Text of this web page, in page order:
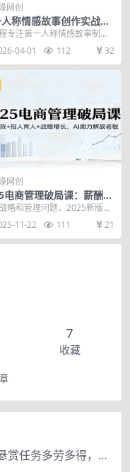
网创
称情感故事创作实战
把手教学制作全过程，
材工具与音效实现高效
专注第一人称情感故事制
程实操教学，覆盖情感故事
作全流程。课程包...
04-01 112 32
网创
电商管理破局课：薪酬绩
人育人+战略增长，AI助
略和管理问题，2025新版本
新总结一共四个点 课程解决
题？ 解...
11-22 111 21
7
收藏
赏帮赚悬赏奖励到账200元，悬赏任务多劳多得，人人可做。